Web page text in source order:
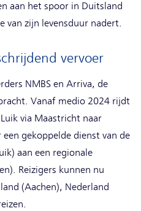
aan het spoor in Duitsland
van zijn levensduur nadert.
vervoer
NMBS en Arriva, de
Vanaf medio 2024 rijdt
via Maastricht naar
gekoppelde dienst van de
aan een regionale
Reizigers kunnen nu
(Aachen), Nederland